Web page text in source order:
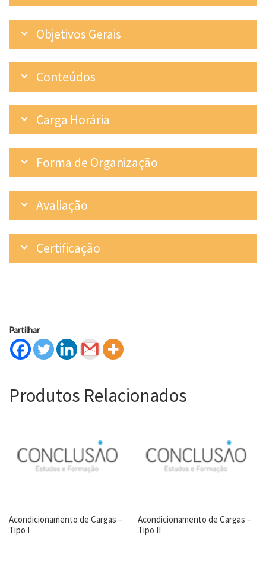
Objetivos Gerais
Conteúdos
Carga Horária
Forma de Organização
Avaliação
Certificação
Partilhar
Produtos Relacionados
Acondicionamento de Cargas –
Tipo I
Acondicionamento de Cargas –
Tipo II